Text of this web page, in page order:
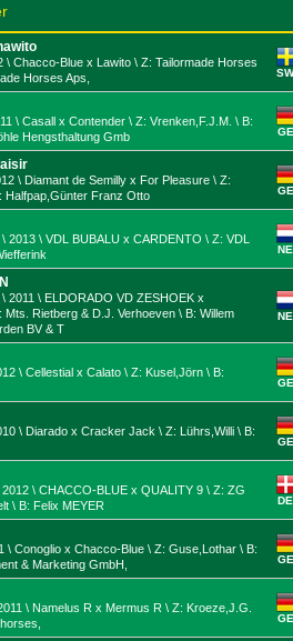
\ Chacco-Blue x Lawito \ Z: Tailormade Horses
Horses Aps,
\ Casall x Contender \ Z: Vrenken,F.J.M. \ B:
Hengsthaltung Gmb
\ Diamant de Semilly x For Pleasure \ Z:
Halfpap,Günter Franz Otto
2013 \ VDL BUBALU x CARDENTO \ Z: VDL
2011 \ ELDORADO VD ZESHOEK x
Mts. Rietberg & D.J. Verhoeven \ B: Willem
BV & T
\ Cellestial x Calato \ Z: Kusel,Jörn \ B:
\ Diarado x Cracker Jack \ Z: Lührs,Willi \ B:
\ CHACCO-BLUE x QUALITY 9 \ Z: ZG
\ B: Felix MEYER
\ Conoglio x Chacco-Blue \ Z: Guse,Lothar \ B:
& Marketing GmbH,
\ Namelus R x Mermus R \ Z: Kroeze,J.G.